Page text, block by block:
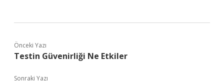
Önceki Yazı
Testin Güvenirliği Ne Etkiler
Sonraki Yazı